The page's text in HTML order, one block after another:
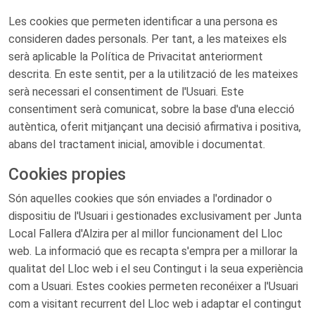
Les cookies que permeten identificar a una persona es
consideren dades personals. Per tant, a les mateixes els
serà aplicable la Política de Privacitat anteriorment
descrita. En este sentit, per a la utilització de les mateixes
serà necessari el consentiment de l'Usuari. Este
consentiment serà comunicat, sobre la base d'una elecció
autèntica, oferit mitjançant una decisió afirmativa i positiva,
abans del tractament inicial, amovible i documentat.
Cookies propies
Són aquelles cookies que són enviades a l'ordinador o
dispositiu de l'Usuari i gestionades exclusivament per Junta
Local Fallera d'Alzira per al millor funcionament del Lloc
web. La informació que es recapta s'empra per a millorar la
qualitat del Lloc web i el seu Contingut i la seua experiència
com a Usuari. Estes cookies permeten reconéixer a l'Usuari
com a visitant recurrent del Lloc web i adaptar el contingut